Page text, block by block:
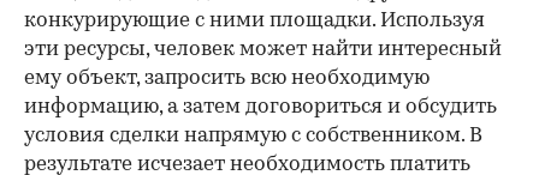
конкурирующие с ними площадки. Используя
эти ресурсы, человек может найти интересный
ему объект, запросить всю необходимую
информацию, а затем договориться и обсудить
условия сделки напрямую с собственником. В
результате исчезает необходимость платить